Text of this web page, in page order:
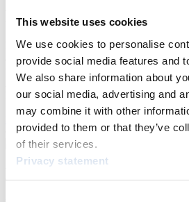
This website uses cookies
We use cookies to personalise
provide social media features and
We also share information about
our social media, advertising and
may combine it with other
provided to them or that they’ve
of their services.
Privacy statement
Für Nationale Verbände
Hier können Sie sich über allgemeine
aktuelle Regelwerk sowie Richtlinien zu
und Fairplay nachlesen, auf
Ausschreibungen für Wettkämpfe
Mitgliedersektion zugreifen.
>> Weiter